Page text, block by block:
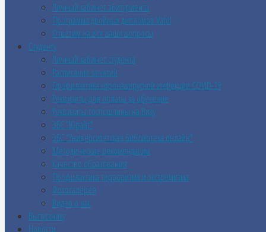
Личный кабинет абитуриента
Программа двойных дипломов Vatel
Ответим на все ваши вопросы
Студенту
Личный кабинет студента
Расписание занятий
Профилактика коронавирусной инфекции COVID-19
Реквизиты для оплаты за обучение
Реквизиты госпошлины на Визу
ЭБС "Юрайт"
ЭБС "Университетская библиотека онлайн"
Методические рекомендации
Качество образования
Профилактика терроризма и экстремизма
Фотогалерея
Видео о нас
Выпускнику
Новости